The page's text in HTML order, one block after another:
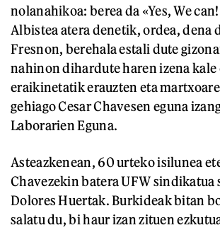
nolanahikoa: berea da «Yes, We
Albistea atera denetik, ordea, dena
Fresnon, berehala estali dute
nahinon dihardute haren izena kale
eraikinetatik erauzten eta
gehiago Cesar Chavesen eguna
Laborarien Eguna.
Asteazkenean, 60 urteko isilunea
Chavezekin batera UFW sindikatua
Dolores Huertak. Burkideak bitan
salatu du, bi haur izan zituen